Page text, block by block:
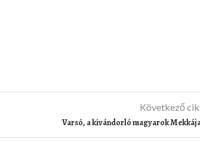
Következő
Varsó, a kivándorló magyarok